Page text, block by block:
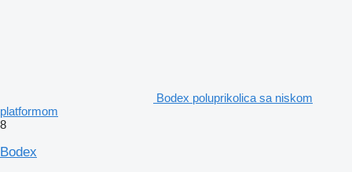
Bodex poluprikolica sa niskom
platformom
8
Bodex